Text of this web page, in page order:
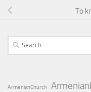
To
Search
for:
ArmenianChurch